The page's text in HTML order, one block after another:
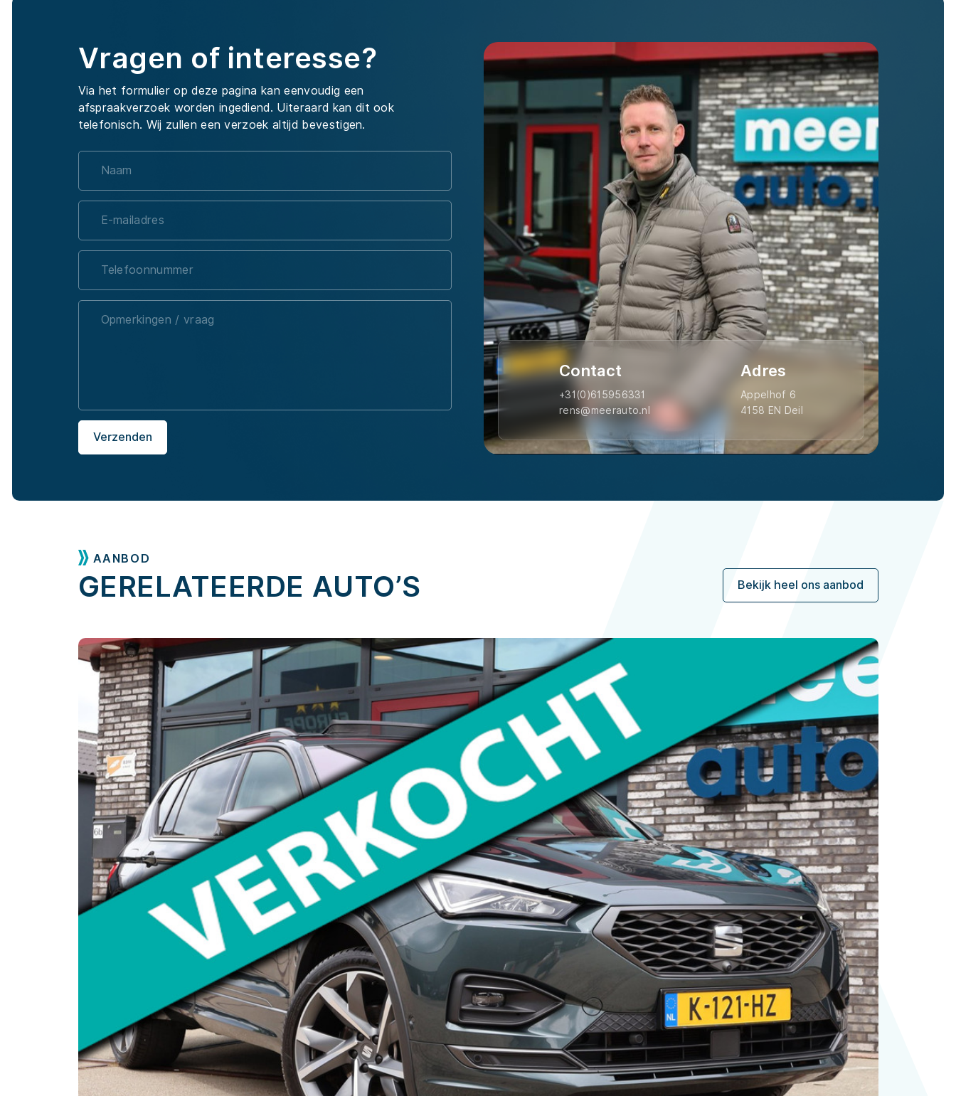
Vragen of interesse?
Via het formulier op deze pagina kan eenvoudig een
afspraakverzoek worden ingediend. Uiteraard kan dit ook
telefonisch. Wij zullen een verzoek altijd bevestigen.
Verzenden
Contact
+31(0)615956331
rens@meerauto.nl
Adres
Appelhof 6
4158 EN Deil
AANBOD
GERELATEERDE AUTO’S Bekijk heel ons aanbod